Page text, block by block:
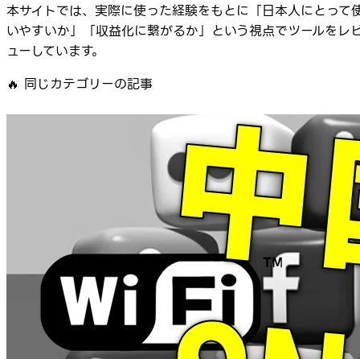
本サイトでは、実際に使った経験をもとに「日本人にとって
いやすいか」「収益化に繋がるか」という視点でツールをレ
ューしています。
🔥 同じカテゴリーの記事